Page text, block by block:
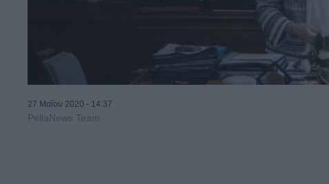
27 Μαΐου 2020 - 14:37
PellaNews Team